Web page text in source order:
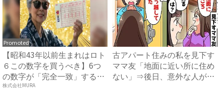
Promoted
【昭和43年以前生まれはロト
６この数字を買うべき】6つ
の数字が「完全一致」する
方...
株式会社MURA
古アパート住みの私を見下す
ママ友「地面に近い所に住め
ない」⇒後日、意外な人が引